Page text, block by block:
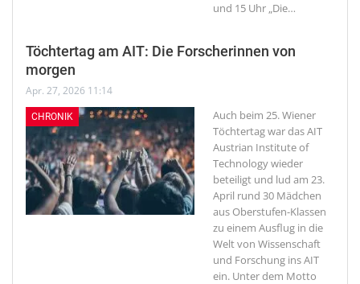
und 15 Uhr „Die…
Töchtertag am AIT: Die Forscherinnen von
morgen
Apr. 27, 2026 11:14
CHRONIK
Auch beim 25. Wiener
Töchtertag war das AIT
Austrian Institute of
Technology wieder
beteiligt und lud am 23.
April rund 30 Mädchen
aus Oberstufen-Klassen
zu einem Ausflug in die
Welt von Wissenschaft
und Forschung ins AIT
ein. Unter dem Motto